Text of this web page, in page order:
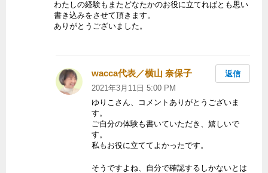
わたしの経験もまたどなたかのお役に立てればとも思い
書き込みをさせて頂きます。
ありがとうございました。
wacca代表／横山 奈保子
2021年3月11日 5:00 PM
ゆりこさん、コメントありがとうございま
す。
ご自分の体験も書いていただき、嬉しいで
す。
私もお役に立ててよかったです。
そうですよね、自分で確認するしかないとは
返信